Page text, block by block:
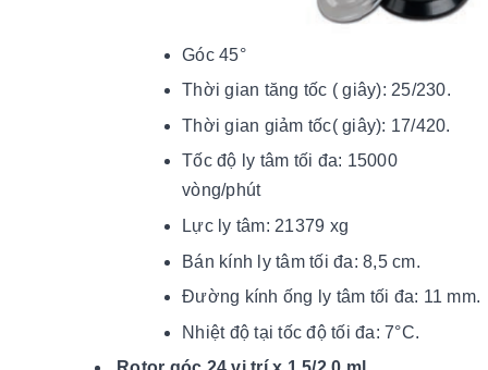
Góc 45°
Thời gian tăng tốc ( giây): 25/230.
Thời gian giảm tốc( giây): 17/420.
Tốc độ ly tâm tối đa: 15000
vòng/phút
Lực ly tâm: 21379 xg
Bán kính ly tâm tối đa: 8,5 cm.
Đường kính ống ly tâm tối đa: 11 mm.
Nhiệt độ tại tốc độ tối đa: 7°C.